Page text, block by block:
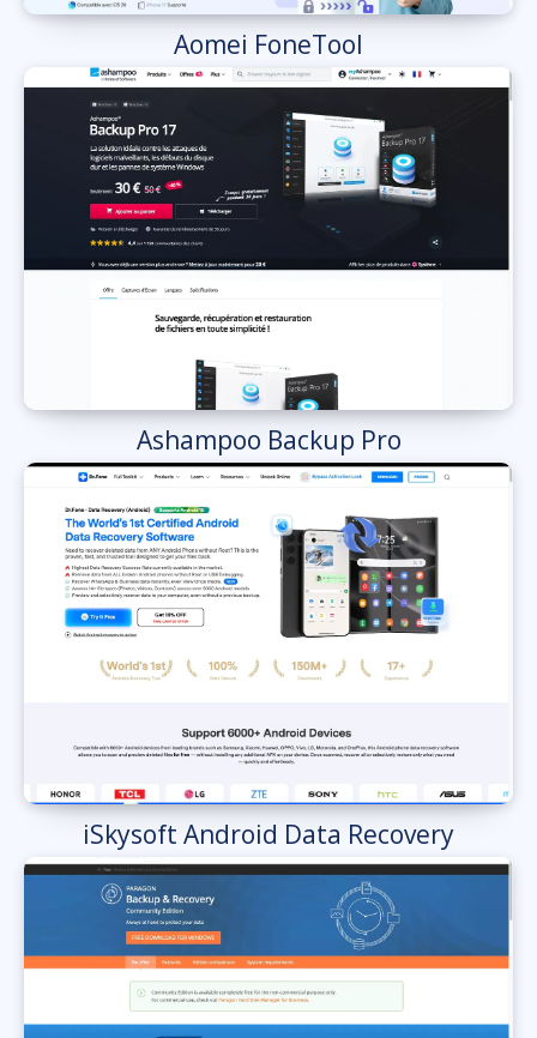
Aomei FoneTool
Ashampoo Backup Pro
iSkysoft Android Data Recovery